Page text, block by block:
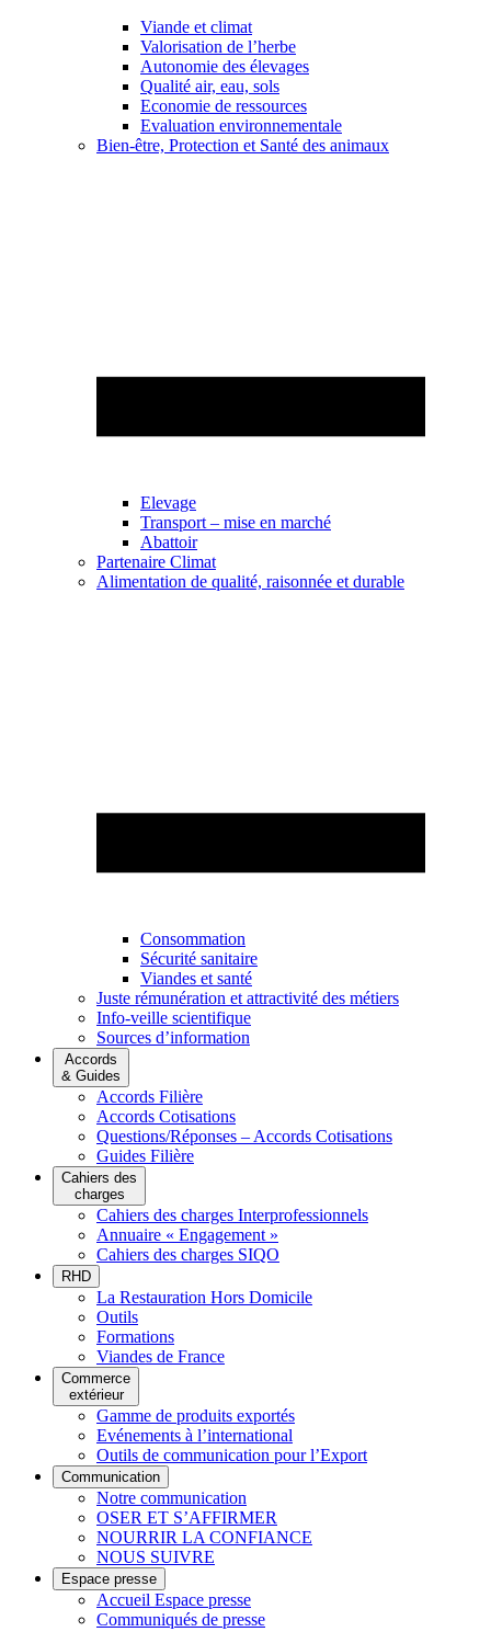
Viande et climat
Valorisation de l’herbe
Autonomie des élevages
Qualité air, eau, sols
Economie de ressources
Evaluation environnementale
Bien-être, Protection et Santé des animaux
Elevage
Transport – mise en marché
Abattoir
Partenaire Climat
Alimentation de qualité, raisonnée et durable
Consommation
Sécurité sanitaire
Viandes et santé
Juste rémunération et attractivité des métiers
Info-veille scientifique
Sources d’information
Accords
& Guides
Accords Filière
Accords Cotisations
Questions/Réponses – Accords Cotisations
Guides Filière
Cahiers des
charges
Cahiers des charges Interprofessionnels
Annuaire « Engagement »
Cahiers des charges SIQO
RHD
La Restauration Hors Domicile
Outils
Formations
Viandes de France
Commerce
extérieur
Gamme de produits exportés
Evénements à l’international
Outils de communication pour l’Export
Communication
Notre communication
OSER ET S’AFFIRMER
NOURRIR LA CONFIANCE
NOUS SUIVRE
Espace presse
Accueil Espace presse
Communiqués de presse